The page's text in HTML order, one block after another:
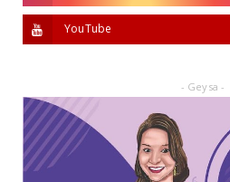
YouTube
- Geysa -